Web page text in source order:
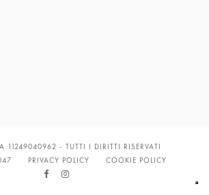
11249040962 - TUTTI I DIRITTI RISERVATI
PRIVACY POLICY COOKIE POLICY